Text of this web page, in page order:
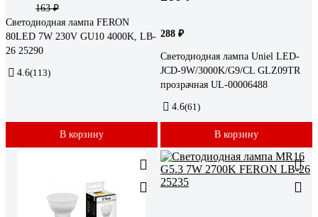
163 ₽
Светодиодная лампа FERON
80LED 7W 230V GU10 4000K, LB-
26 25290
4.6(113)
В корзину
288 ₽
Светодиодная лампа Uniel LED-
JCD-9W/3000K/G9/CL GLZ09TR
прозрачная UL-00006488
4.6(61)
В корзину